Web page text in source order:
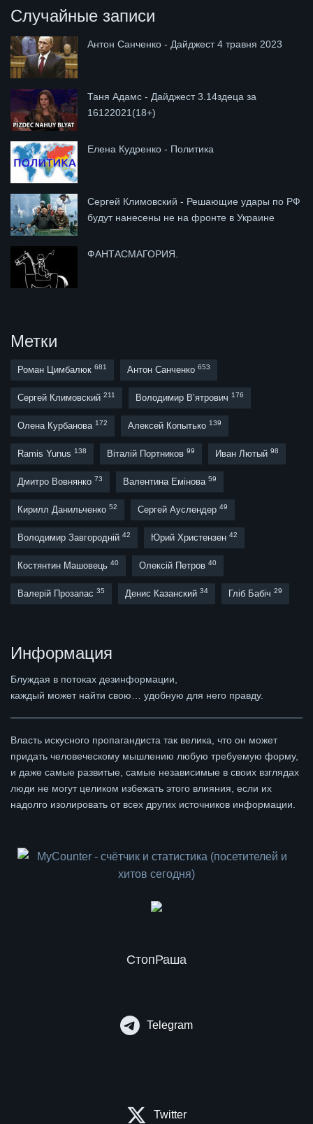
Случайные записи
Антон Санченко - Дайджест 4 травня 2023
Таня Адамс - Дайджест 3.14здеца за
16122021(18+)
Елена Кудренко - Политика
Сергей Климовский - Решающие удары по РФ
будут нанесены не на фронте в Украине
ФАНТАСМАГОРИЯ.
Метки
Роман Цимбалюк 681 Антон Санченко 653
Сергей Климовский 211 Володимир В’ятрович 176
Олена Курбанова 172 Алексей Копытько 139
Ramis Yunus 138 Віталій Портников 99 Иван Лютый 98
Дмитро Вовнянко 73 Валентина Емінова 59
Кирилл Данильченко 52 Сергей Ауслендер 49
Володимир Завгородній 42 Юрий Христензен 42
Костянтин Машовець 40 Олексій Петров 40
Валерій Прозапас 35 Денис Казанский 34 Гліб Бабіч 29
Информация
Блуждая в потоках дезинформации,
каждый может найти свою… удобную для него правду.
Власть искусного пропагандиста так велика, что он может
придать человеческому мышлению любую требуемую форму,
и даже самые развитые, самые независимые в своих взглядах
люди не могут целиком избежать этого влияния, если их
надолго изолировать от всех других источников информации.
СтопРаша
Telegram
Twitter